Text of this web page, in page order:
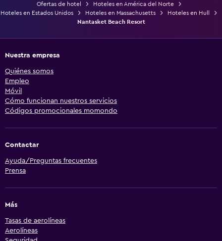
Ofertas de hotel
Hoteles en América del Norte
Hoteles en Estados Unidos
Hoteles en Massachusetts
Hoteles en Hull
Nantasket Beach Resort
Nuestra empresa
Quiénes somos
Empleo
Móvil
Cómo funcionan nuestros servicios
Códigos promocionales momondo
Contactar
Ayuda/Preguntas frecuentes
Prensa
Más
Tasas de aerolíneas
Aerolíneas